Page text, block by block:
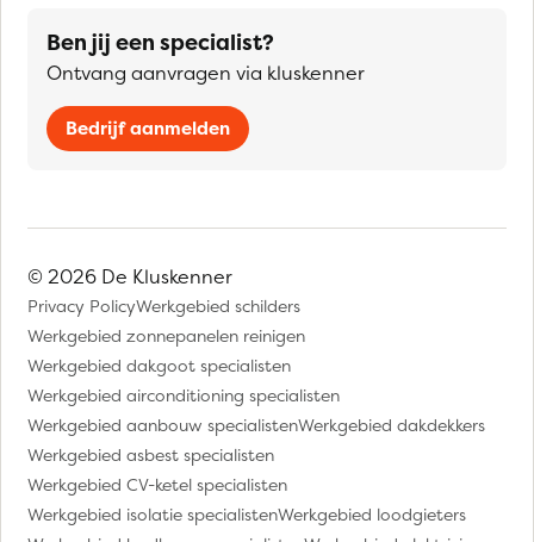
Ben jij een specialist?
Ontvang aanvragen via kluskenner
Bedrijf aanmelden
© 2026 De Kluskenner
Privacy PolicyWerkgebied schilders
Werkgebied zonnepanelen reinigen
Werkgebied dakgoot specialisten
Werkgebied airconditioning specialisten
Werkgebied aanbouw specialistenWerkgebied dakdekkers
Werkgebied asbest specialisten
Werkgebied CV-ketel specialisten
Werkgebied isolatie specialistenWerkgebied loodgieters